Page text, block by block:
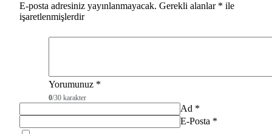
E-posta adresiniz yayınlanmayacak. Gerekli alanlar * ile
işaretlenmişlerdir
Yorumunuz *
0/30 karakter
Ad *
E-Posta *